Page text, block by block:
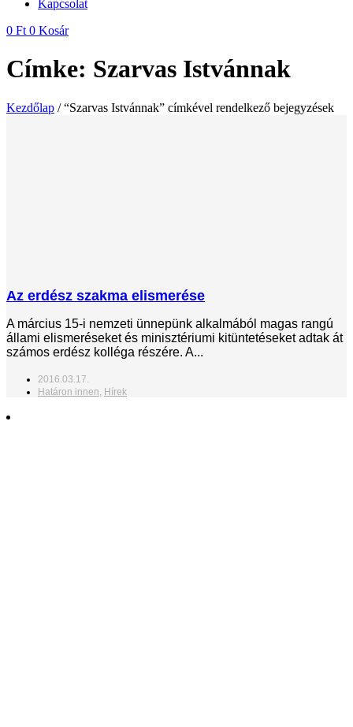
Kapcsolat
0 Ft 0 Kosár
Címke: Szarvas Istvánnak
Kezdőlap / “Szarvas Istvánnak” címkével rendelkező bejegyzések
Az erdész szakma elismerése
A március 15-i nemzeti ünnepünk alkalmából magas rangú
állami elismeréseket és minisztériumi kitüntetéseket adtak át
számos erdész kolléga részére. A...
2016.03.17.
Határon innen, Hírek